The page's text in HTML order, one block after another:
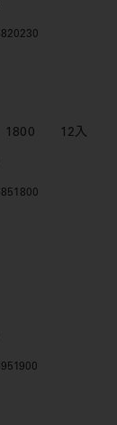
1800 12入
カップ